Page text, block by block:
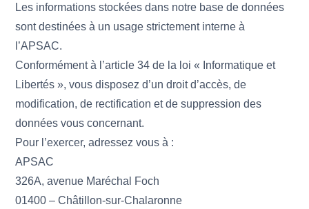
Les informations stockées dans notre base de données
sont destinées à un usage strictement interne à
l’APSAC.
Conformément à l’article 34 de la loi « Informatique et
Libertés », vous disposez d’un droit d’accès, de
modification, de rectification et de suppression des
données vous concernant.
Pour l’exercer, adressez vous à :
APSAC
326A, avenue Maréchal Foch
01400 – Châtillon-sur-Chalaronne